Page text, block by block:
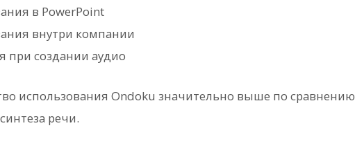
в PowerPoint
внутри компании
при создании аудио
использования Ondoku значительно выше по сравнению
речи.